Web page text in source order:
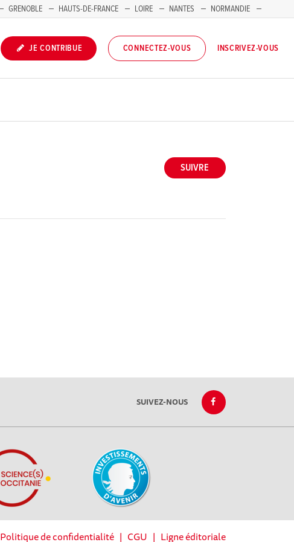
GRENOBLE HAUTS-DE-FRANCE LOIRE NANTES
NORMANDIE
JE CONTRIBUE CONNECTEZ-VOUS INSCRIVEZ-VOUS
SUIVRE
SUIVEZ-NOUS
Politique de confidentialité| CGU | Ligne éditoriale